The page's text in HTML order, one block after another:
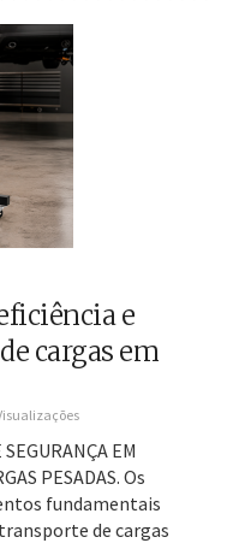
e
cargas em
EM
PESADAS. Os
fundamentais
de cargas